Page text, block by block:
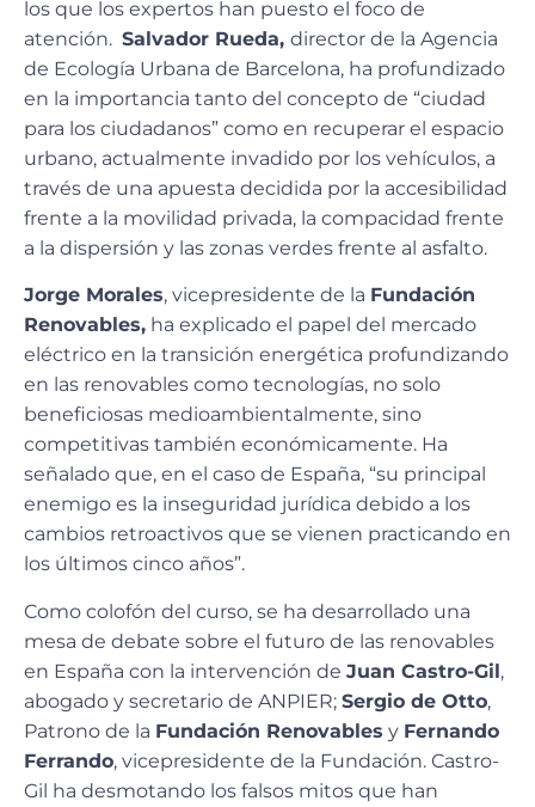
los que los expertos han puesto el foco de
atención. Salvador Rueda, director de la Agencia
de Ecología Urbana de Barcelona, ha profundizado
en la importancia tanto del concepto de “ciudad
para los ciudadanos” como en recuperar el espacio
urbano, actualmente invadido por los vehículos, a
través de una apuesta decidida por la accesibilidad
frente a la movilidad privada, la compacidad frente
a la dispersión y las zonas verdes frente al asfalto.
Jorge Morales, vicepresidente de la Fundación
Renovables, ha explicado el papel del mercado
eléctrico en la transición energética profundizando
en las renovables como tecnologías, no solo
beneficiosas medioambientalmente, sino
competitivas también económicamente. Ha
señalado que, en el caso de España, “su principal
enemigo es la inseguridad jurídica debido a los
cambios retroactivos que se vienen practicando en
los últimos cinco años”.
Como colofón del curso, se ha desarrollado una
mesa de debate sobre el futuro de las renovables
en España con la intervención de Juan Castro-Gil,
abogado y secretario de ANPIER; Sergio de Otto,
Patrono de la Fundación Renovables y Fernando
Ferrando, vicepresidente de la Fundación. Castro-
Gil ha desmotando los falsos mitos que han